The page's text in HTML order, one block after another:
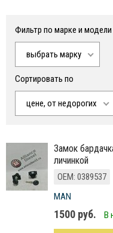
Фильтр по марке и модели
выбрать марку
Сортировать по
цене, от недорогих
замок бардачка с ключом нов. \ С ключом и
личинкой
ОЕМ: 0389537
MAN
1500 руб. В